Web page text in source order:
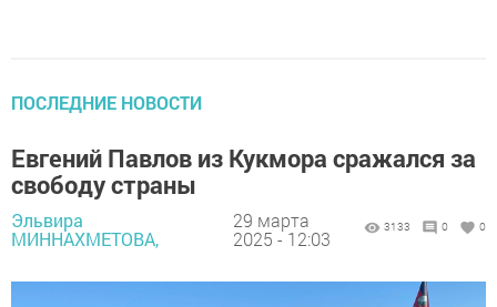
ПОСЛЕДНИЕ НОВОСТИ
Евгений Павлов из Кукмора сражался за
свободу страны
Эльвира
МИННАХМЕТОВА,
29 марта
2025 - 12:03
3133 0 0